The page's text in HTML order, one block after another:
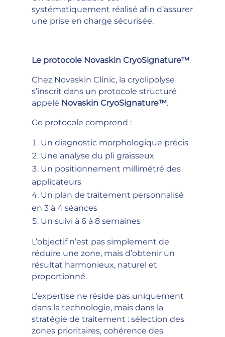
systématiquement réalisé afin d’assurer
une prise en charge sécurisée.
Le protocole Novaskin CryoSignature™
Chez Novaskin Clinic, la cryolipolyse
s’inscrit dans un protocole structuré
appelé Novaskin CryoSignature™.
Ce protocole comprend :
Un diagnostic morphologique précis
Une analyse du pli graisseux
Un positionnement millimétré des
applicateurs
Un plan de traitement personnalisé
en 3 à 4 séances
Un suivi à 6 à 8 semaines
L’objectif n’est pas simplement de
réduire une zone, mais d’obtenir un
résultat harmonieux, naturel et
proportionné.
L’expertise ne réside pas uniquement
dans la technologie, mais dans la
stratégie de traitement : sélection des
zones prioritaires, cohérence des